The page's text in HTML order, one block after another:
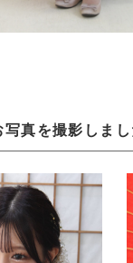
写真を撮影しま